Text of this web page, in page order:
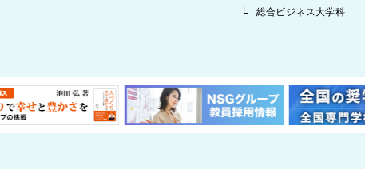
総合ビジネス大学科